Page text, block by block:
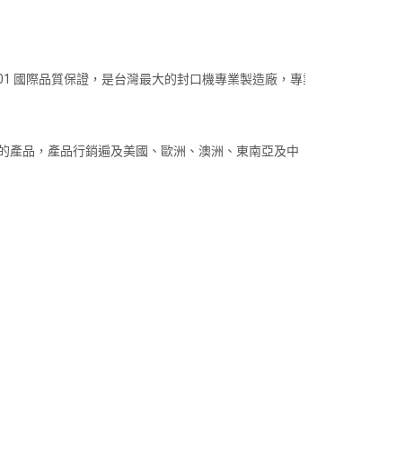
國際品質保證，是台灣最大的封口機專業製造廠，專業
產品，產品行銷遍及美國、歐洲、澳洲、東南亞及中